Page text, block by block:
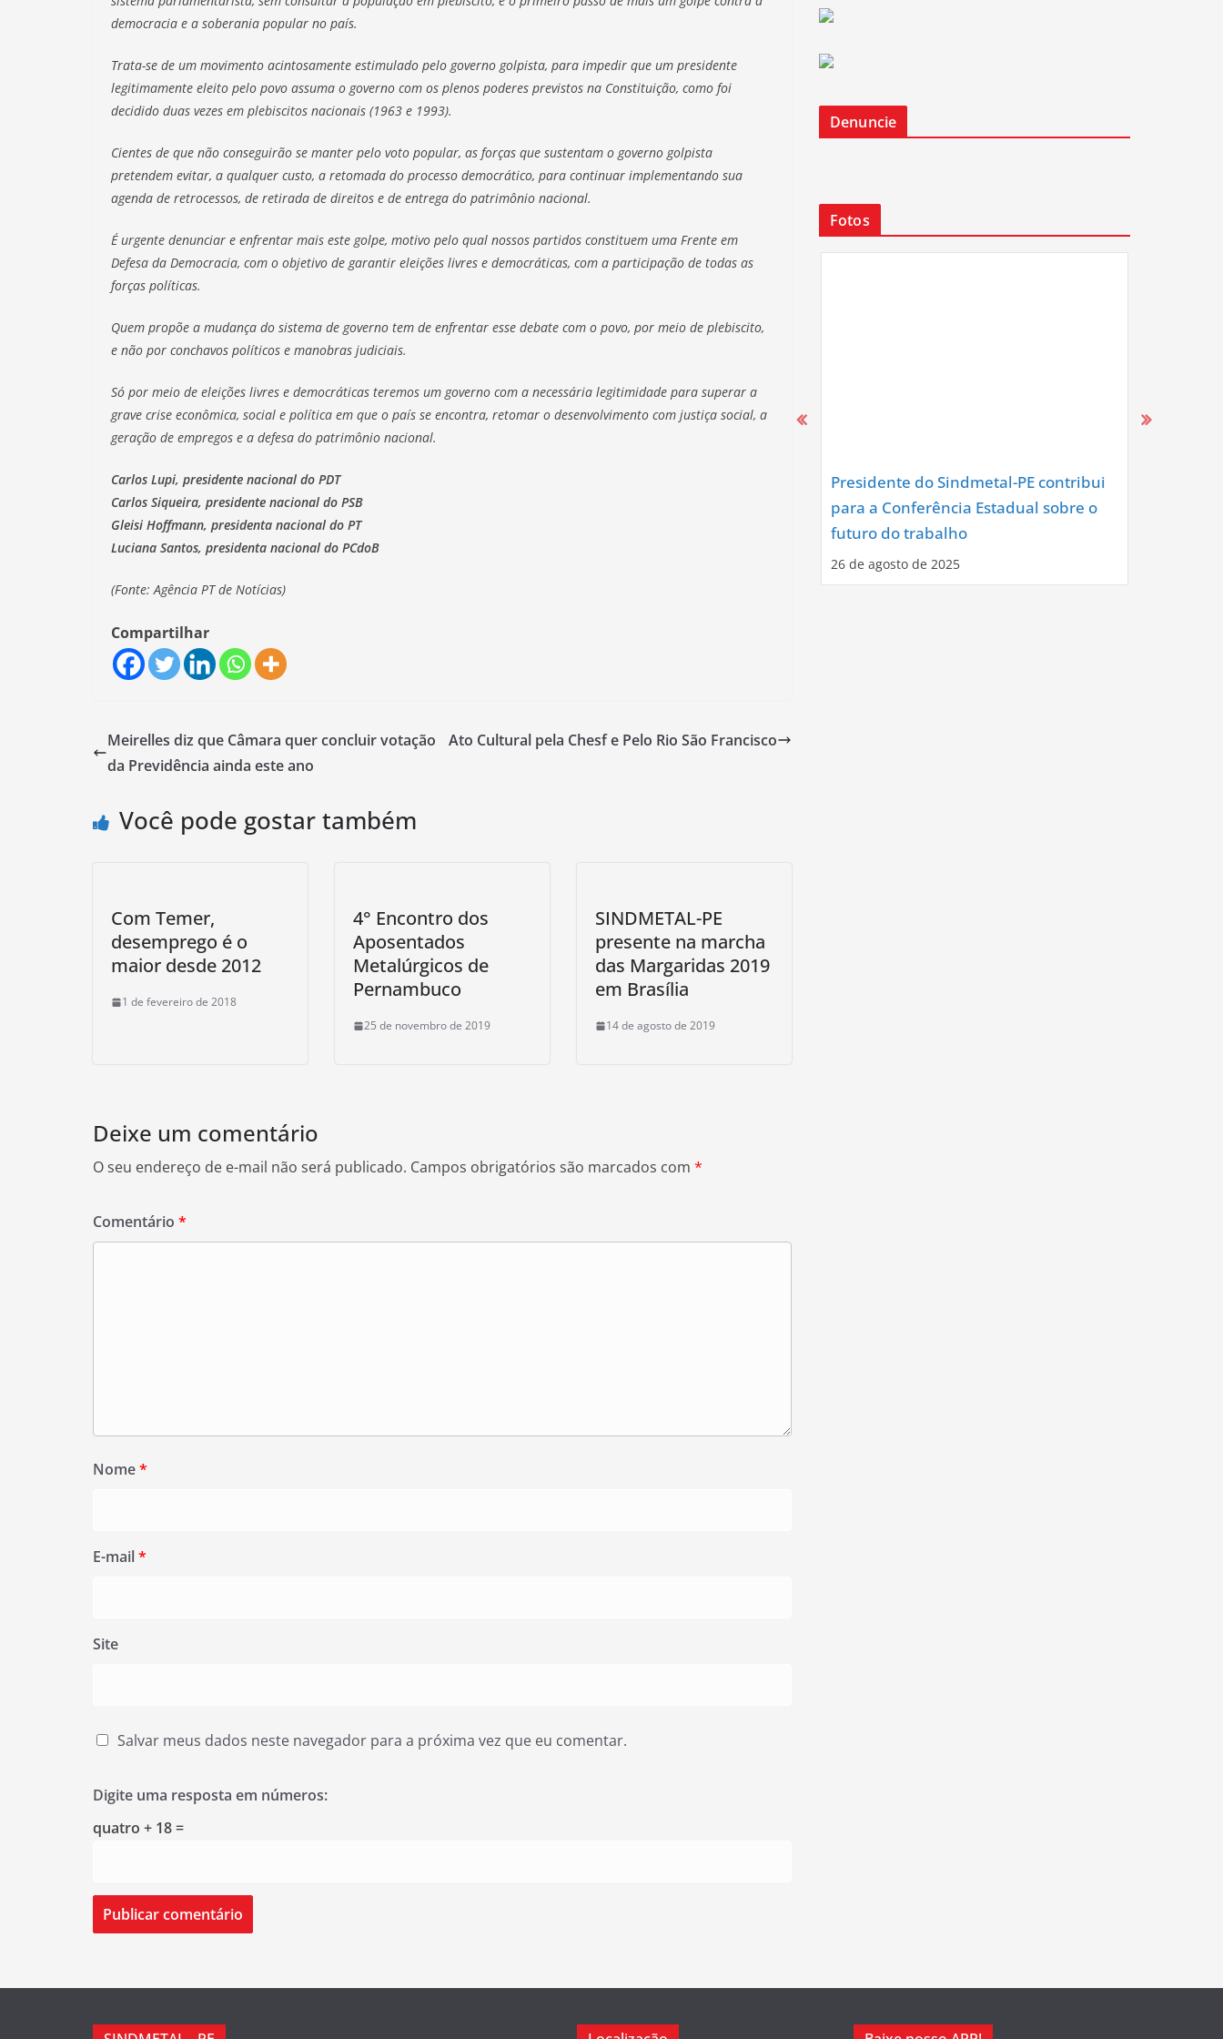
democracia e a soberania popular no país.
Trata-se de um movimento acintosamente estimulado pelo governo golpista, para impedir que um presidente
legitimamente eleito pelo povo assuma o governo com os plenos poderes previstos na Constituição, como foi
decidido duas vezes em plebiscitos nacionais (1963 e 1993).
Cientes de que não conseguirão se manter pelo voto popular, as forças que sustentam o governo golpista
pretendem evitar, a qualquer custo, a retomada do processo democrático, para continuar implementando sua
agenda de retrocessos, de retirada de direitos e de entrega do patrimônio nacional.
É urgente denunciar e enfrentar mais este golpe, motivo pelo qual nossos partidos constituem uma Frente em
Defesa da Democracia, com o objetivo de garantir eleições livres e democráticas, com a participação de todas as
forças políticas.
Quem propõe a mudança do sistema de governo tem de enfrentar esse debate com o povo, por meio de plebiscito,
e não por conchavos políticos e manobras judiciais.
Só por meio de eleições livres e democráticas teremos um governo com a necessária legitimidade para superar a
grave crise econômica, social e política em que o país se encontra, retomar o desenvolvimento com justiça social, a
geração de empregos e a defesa do patrimônio nacional.
Carlos Lupi, presidente nacional do PDT
Carlos Siqueira, presidente nacional do PSB
Gleisi Hoffmann, presidenta nacional do PT
Luciana Santos, presidenta nacional do PCdoB
(Fonte: Agência PT de Notícias)
Compartilhar
Meirelles diz que Câmara quer concluir votação
da Previdência ainda este ano
Ato Cultural pela Chesf e Pelo Rio São Francisco
Você pode gostar também
Com Temer,
desemprego é o
maior desde 2012
1 de fevereiro de 2018
4° Encontro dos
Aposentados
Metalúrgicos de
Pernambuco
25 de novembro de 2019
SINDMETAL-PE
presente na marcha
das Margaridas 2019
em Brasília
14 de agosto de 2019
Deixe um comentário
O seu endereço de e-mail não será publicado. Campos obrigatórios são marcados com *
Comentário *
Nome*
E-mail*
Site
Salvar meus dados neste navegador para a próxima vez que eu comentar.
Digite uma resposta em números:
quatro + 18 =
Denuncie
Fotos
Presidente do Sindmetal-PE contribui
para a Conferência Estadual sobre o
futuro do trabalho
26 de agosto de 2025